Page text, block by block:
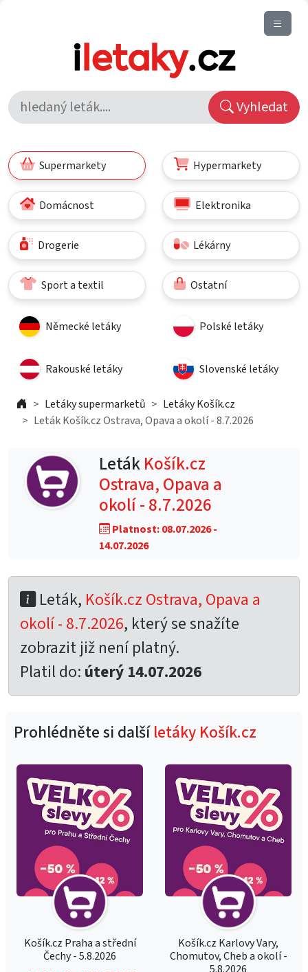
Vyhledat
Supermarkety Hypermarkety
Domácnost Elektronika
Drogerie Lékárny
Sport a textil Ostatní
Německé letáky Polské letáky
Rakouské letáky Slovenské letáky
Letáky supermarketů
Letáky Košík.cz
Leták Košík.cz Ostrava, Opava a okolí - 8.7.2026
LetákKošík.cz
Ostrava, Opava a
okolí - 8.7.2026
Platnost: 08.07.2026 -
14.07.2026
Leták, Košík.cz Ostrava, Opava a
okolí - 8.7.2026, který se snažíte
zobrazit již není platný.
Platil do: úterý 14.07.2026
Prohlédněte si dalšíletáky Košík.cz
Košík.cz Praha a střední
Čechy - 5.8.2026
Košík.cz Karlovy Vary,
Chomutov, Cheb a okolí -